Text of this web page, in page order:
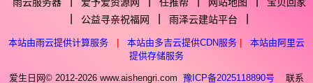
公益寻亲祝福网 雨泽云建站平台
本站由雨云提供计算服务 本站由多吉云提供CDN服务
本站由阿里云
提供存储服务
爱生日网© 2012-2026 www.aishengri.com 豫ICP备2025118890号 联系